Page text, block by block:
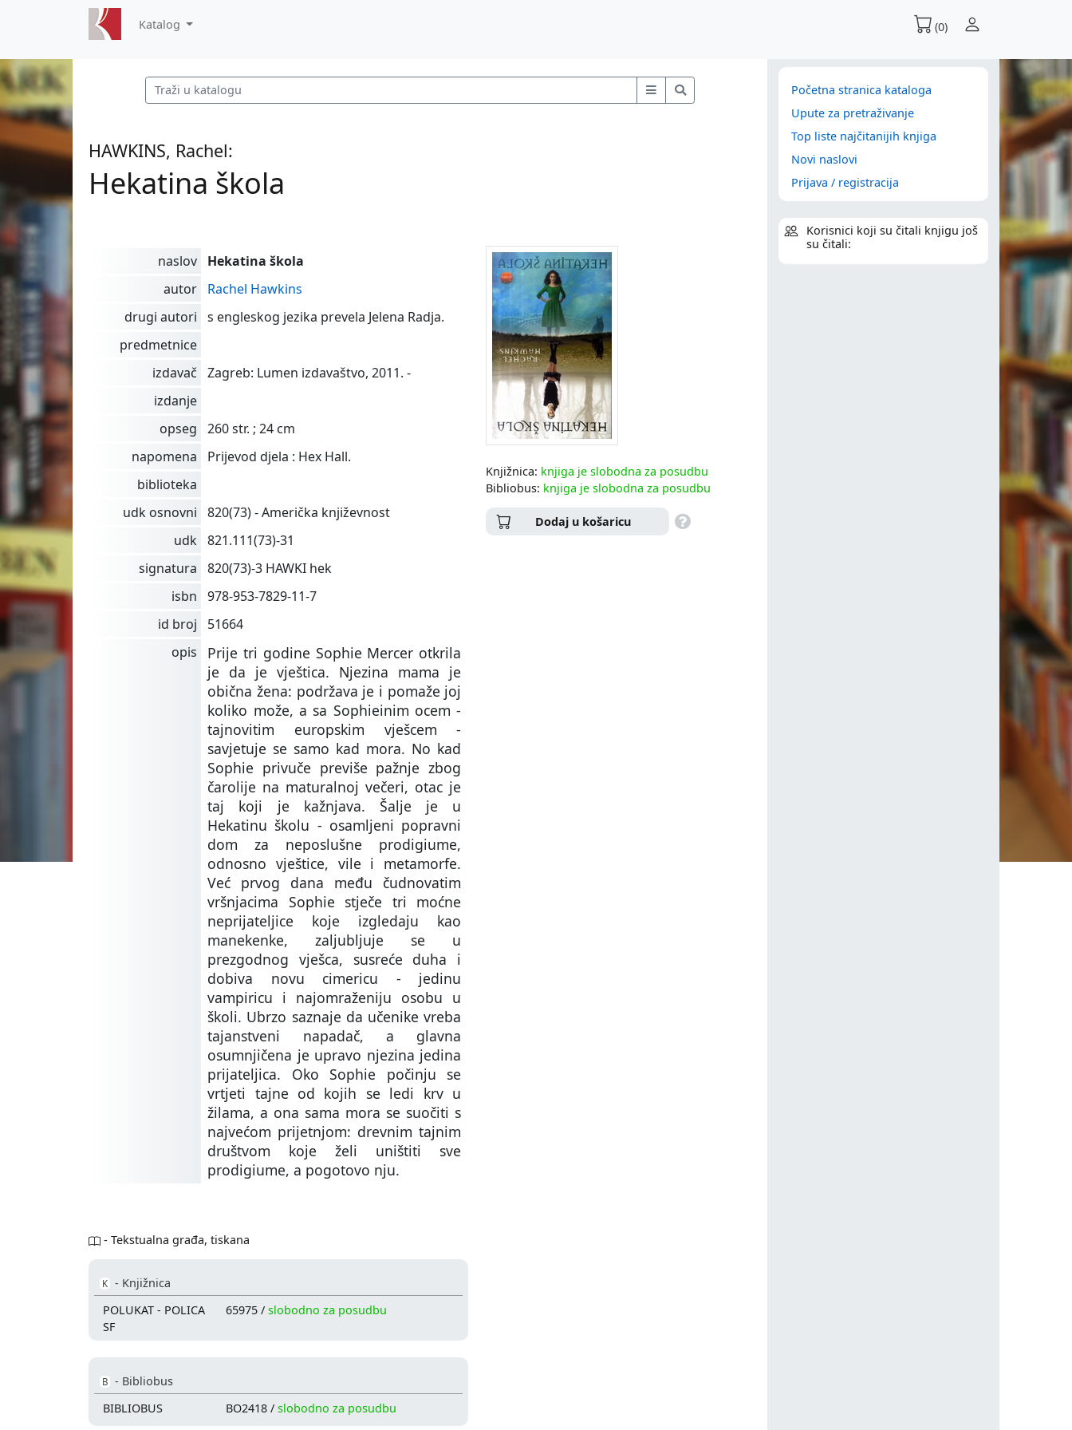
Katalog (0)
HAWKINS, Rachel:
Hekatina škola
naslov
Hekatina škola
autor
Rachel Hawkins
drugi autori
s engleskog jezika prevela Jelena Radja.
predmetnice
izdavač
Zagreb: Lumen izdavaštvo, 2011. -
izdanje
opseg
260 str. ; 24 cm
napomena
Prijevod djela : Hex Hall.
biblioteka
udk osnovni
820(73) - Američka književnost
udk
821.111(73)-31
signatura
820(73)-3 HAWKI hek
isbn
978-953-7829-11-7
id broj
51664
opis
Prije tri godine Sophie Mercer otkrila
je da je vještica. Njezina mama je
obična žena: podržava je i pomaže joj
koliko može, a sa Sophieinim ocem -
tajnovitim europskim vješcem -
savjetuje se samo kad mora. No kad
Sophie privuče previše pažnje zbog
čarolije na maturalnoj večeri, otac je
taj koji je kažnjava. Šalje je u
Hekatinu školu - osamljeni popravni
dom za neposlušne prodigiume,
odnosno vještice, vile i metamorfe.
Već prvog dana među čudnovatim
vršnjacima Sophie stječe tri moćne
neprijateljice koje izgledaju kao
manekenke, zaljubljuje se u
prezgodnog vješca, susreće duha i
dobiva novu cimericu - jedinu
vampiricu i najomraženiju osobu u
školi. Ubrzo saznaje da učenike vreba
tajanstveni napadač, a glavna
osumnjičena je upravo njezina jedina
prijateljica. Oko Sophie počinju se
vrtjeti tajne od kojih se ledi krv u
žilama, a ona sama mora se suočiti s
najvećom prijetnjom: drevnim tajnim
društvom koje želi uništiti sve
prodigiume, a pogotovo nju.
- Tekstualna građa, tiskana
K - Knjižnica
POLUKAT - POLICA
SF
65975 / slobodno za posudbu
B - Bibliobus
BIBLIOBUS
BO2418 / slobodno za posudbu
Knjižnica: knjiga je slobodna za posudbu
Bibliobus: knjiga je slobodna za posudbu
Dodaj u košaricu
Početna stranica kataloga
Upute za pretraživanje
Top liste najčitanijih knjiga
Novi naslovi
Prijava / registracija
Korisnici koji su čitali knjigu još
su čitali: